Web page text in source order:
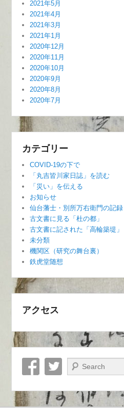
2021年5月
2021年4月
2021年3月
2021年1月
2020年12月
2020年11月
2020年10月
2020年9月
2020年8月
2020年7月
カテゴリー
COVID-19の下で
「丸吉皆川家日誌」を読む
「災い」を伝える
お知らせ
仙台藩士・別所万右衛門の記録
古文書に見る「杜の都」
古文書に記された「高輪築堤」
未分類
機関区（研究の舞台裏）
鉄虎堂随想
アクセス
検索開始